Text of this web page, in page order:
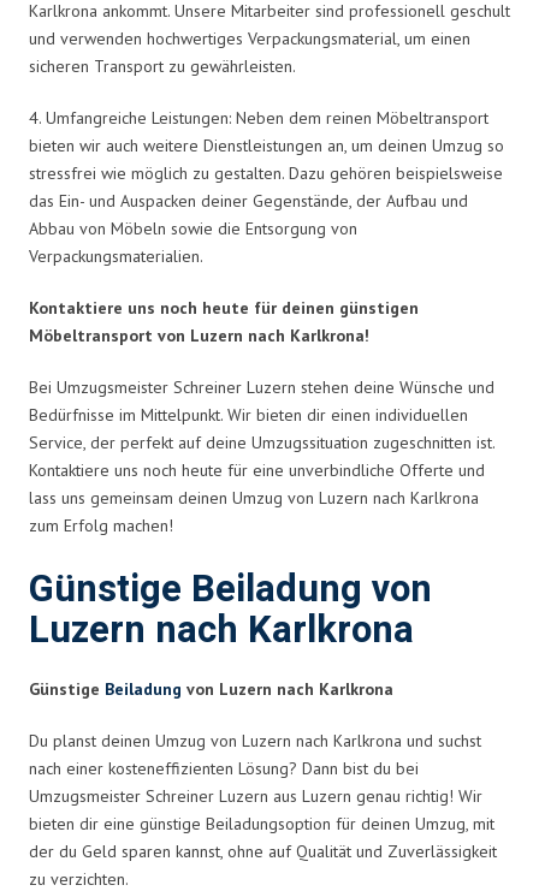
Karlkrona ankommt. Unsere Mitarbeiter sind professionell geschult
und verwenden hochwertiges Verpackungsmaterial, um einen
sicheren Transport zu gewährleisten.
4. Umfangreiche Leistungen: Neben dem reinen Möbeltransport
bieten wir auch weitere Dienstleistungen an, um deinen Umzug so
stressfrei wie möglich zu gestalten. Dazu gehören beispielsweise
das Ein- und Auspacken deiner Gegenstände, der Aufbau und
Abbau von Möbeln sowie die Entsorgung von
Verpackungsmaterialien.
Kontaktiere uns noch heute für deinen günstigen
Möbeltransport von Luzern nach Karlkrona!
Bei Umzugsmeister Schreiner Luzern stehen deine Wünsche und
Bedürfnisse im Mittelpunkt. Wir bieten dir einen individuellen
Service, der perfekt auf deine Umzugssituation zugeschnitten ist.
Kontaktiere uns noch heute für eine unverbindliche Offerte und
lass uns gemeinsam deinen Umzug von Luzern nach Karlkrona
zum Erfolg machen!
Günstige Beiladung von
Luzern nach Karlkrona
Günstige Beiladung von Luzern nach Karlkrona
Du planst deinen Umzug von Luzern nach Karlkrona und suchst
nach einer kosteneffizienten Lösung? Dann bist du bei
Umzugsmeister Schreiner Luzern aus Luzern genau richtig! Wir
bieten dir eine günstige Beiladungsoption für deinen Umzug, mit
der du Geld sparen kannst, ohne auf Qualität und Zuverlässigkeit
zu verzichten.